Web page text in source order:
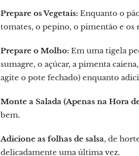
Prepare os Vegetais: Enquanto o
tomates, o pepino, o pimentão e os
Prepare o Molho: Em uma tigela
sumagre, o açúcar, a pimenta
agite o pote fechado) enquanto
Monte a Salada (Apenas na Hora
bem.
Adicione as folhas de salsa, de
delicadamente uma última vez.